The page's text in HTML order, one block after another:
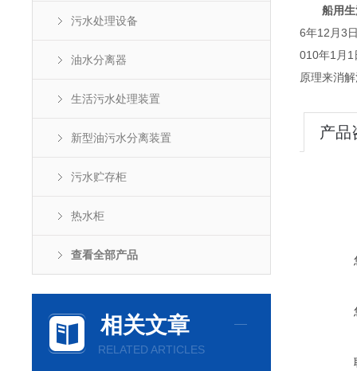
污水处理设备
油水分离器
生活污水处理装置
新型油污水分离装置
污水贮存柜
热水柜
查看全部产品
相关文章
RELATED ARTICLES
船用
6年12月3
010年1月1
原理来消
产品